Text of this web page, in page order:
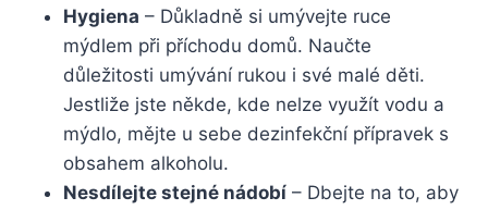
Hygiena – Důkladně si umývejte ruce
mýdlem při příchodu domů. Naučte
důležitosti umývání rukou i své malé děti.
Jestliže jste někde, kde nelze využít vodu a
mýdlo, mějte u sebe dezinfekční přípravek s
obsahem alkoholu.
Nesdílejte stejné nádobí – Dbejte na to, aby